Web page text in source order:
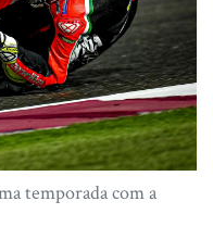
temporada com a